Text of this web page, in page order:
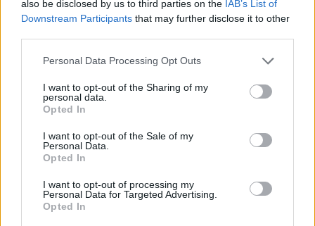
also be disclosed by us to third parties on the IAB’s List of
Downstream Participants that may further disclose it to other
Personal Data Processing Opt Outs
I want to opt-out of the Sharing of my
personal data.
Opted In
I want to opt-out of the Sale of my
Personal Data.
Opted In
I want to opt-out of processing my
Personal Data for Targeted Advertising.
Opted In
COVID-19.
φωτό: iStock